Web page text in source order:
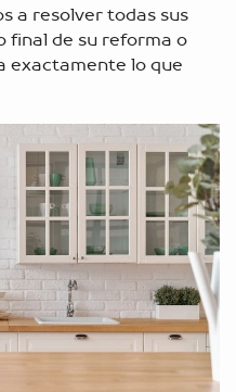
a resolver todas sus
final de su reforma o
exactamente lo que